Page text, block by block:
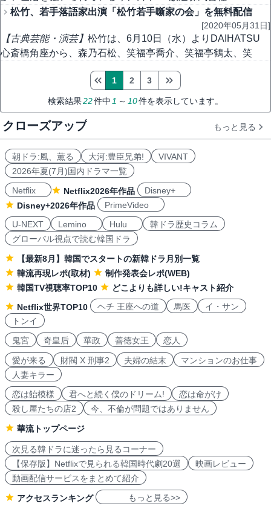
松竹、若手落語家出演「松竹若手噺家の会」を無料配信
[2020年05月31日]
【古典芸能・演芸】 松竹は、6月10日（水）よりDAIHATSU
心斎橋角座から、森乃石松、笑福亭喬介、笑福亭鶴太、笑
検索結果22件中 1 ～ 10件を表示しています。
1 2 3
クローズアップ もっと見る
朝ドラ:風、薫る 大河:豊臣兄弟!
VIVANT
2026年夏(7月)国内ドラマ一覧
Netflix
Netflix2026年作品
Disney+
Disney+2026年作品
PrimeVideo
U-NEXT
Lemino Hulu
韓ドラ歴史コラム
グローバル視点で読む韓国ドラ
【最新8月】韓国でスタートの新韓ドラ月別一覧
韓流再現レポ(取材)
制作発表会レポ(WEB)
韓国TV視聴率TOP10
どこよりも詳しい!キャスト紹介
Netflix世界TOP10
ヘチ 王座への道 馬医
イ・サン
トンイ
鬼宮
奇皇后 華政 善徳女王 恋人
愛が来る 財閥 X 刑事2 夫婦の結末
マンションのお仕事
人妻キラー
恋は飴模様
君へと続く僕のドリーム!
恋は命がけ
殺し屋たちの店2
今、不倫が問題ではありません
華流トップページ
次見る韓ドラに迷ったら見るコーナー
【保存版】Netflixで見られる韓国時代劇20選
映画レビュー
動画配信サービスをまとめて紹介
アクセスランキング もっと見る>>